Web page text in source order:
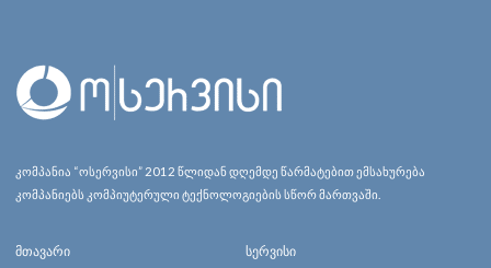
კომპანია “ოსერვისი” 2012 წლიდან დღემდე წარმატებით ემსახურება
კომპანიებს კომპიუტერული ტექნოლოგიების სწორ მართვაში.
მთავარი სერვისი